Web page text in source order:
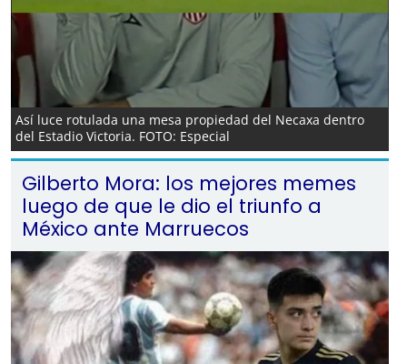
Así luce rotulada una mesa propiedad del Necaxa dentro
del Estadio Victoria. FOTO: Especial
Gilberto Mora: los mejores memes
luego de que le dio el triunfo a
México ante Marruecos